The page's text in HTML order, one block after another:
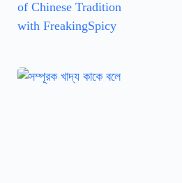
of Chinese Tradition
with FreakingSpicy